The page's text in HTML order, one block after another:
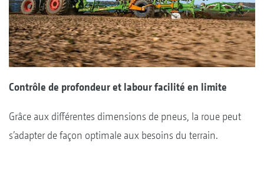
Contrôle de profondeur et labour facilité en limite
Grâce aux différentes dimensions de pneus, la roue peut
s’adapter de façon optimale aux besoins du terrain.